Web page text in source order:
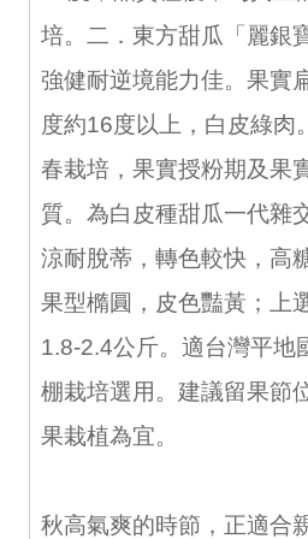
培。二．東方甜瓜「麗銀
強健耐逆境能力佳。果實
度約16度以上，白皮綠肉
春栽培，果實授粉期及果
質。為白皮種甜瓜一代雜
涼耐脫蒂，轉色較快，高
果型橢圓，皮色豔黃；上
1.8-2.4公斤。適台灣平地
棚栽培選用。建議留果節
果栽植為宜。
秋高氣爽的時節，正適合